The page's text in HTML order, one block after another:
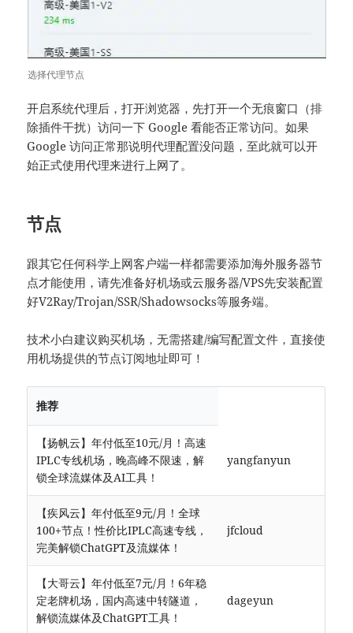
选择代理节点
开启系统代理后，打开浏览器，先打开一个无痕窗口（排
除插件干扰）访问一下 Google 看能否正常访问。如果
Google 访问正常那说明代理配置没问题，至此就可以开
始正式使用代理来进行上网了。
节点
跟其它任何科学上网客户端一样都需要添加海外服务器节
点才能使用，请先准备好机场或云服务器/VPS先安装配置
好V2Ray/Trojan/SSR/Shadowsocks等服务端。
技术小白建议购买机场，无需搭建/编写配置文件，直接使
用机场提供的节点订阅地址即可！
推荐
【扬帆云】年付低至10元/月！高速
IPLC专线机场，晚高峰不限速，解
锁全球流媒体及AI工具！
yangfanyun
【疾风云】年付低至9元/月！全球
100+节点！性价比IPLC高速专线，
完美解锁ChatGPT及流媒体！
jfcloud
【大哥云】年付低至7元/月！6年稳
定老牌机场，国内高速中转隧道，
解锁流媒体及ChatGPT工具！
dageyun